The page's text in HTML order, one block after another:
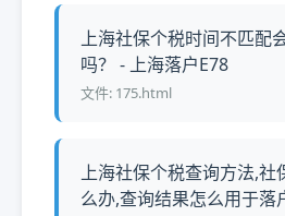
上海社保个税时间不匹配
吗？ - 上海落户E78
文件: 175.html
上海社保个税查询方法,社
么办,查询结果怎么用于落